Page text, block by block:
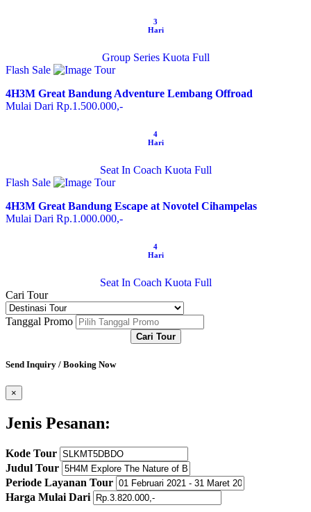
3
Hari
Group Series Kuota Full
Flash Sale
4H3M Great Bandung Adventure Lembang Offroad
Mulai Dari Rp.1.500.000,-
4
Hari
Seat In Coach Kuota Full
Flash Sale
4H3M Great Bandung Escape at Novotel Cihampelas
Mulai Dari Rp.1.000.000,-
4
Hari
Seat In Coach Kuota Full
Cari Tour
Tanggal Promo
Cari Tour
Send Inquiry / Booking Now
×
Jenis Pesanan:
Kode Tour
Judul Tour
Periode Layanan Tour
Harga Mulai Dari